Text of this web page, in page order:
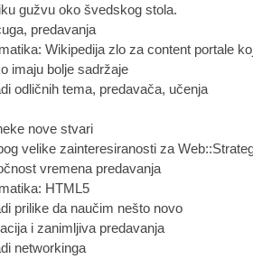
gužvu oko švedskog stola.
predavanja
Wikipedija zlo za content portale
imaju bolje sadržaje
odličnih tema, predavača, učenja
nove stvari
velike zainteresiranosti za
vremena predavanja
HTML5
prilike da naučim nešto novo
i zanimljiva predavanja
networkinga